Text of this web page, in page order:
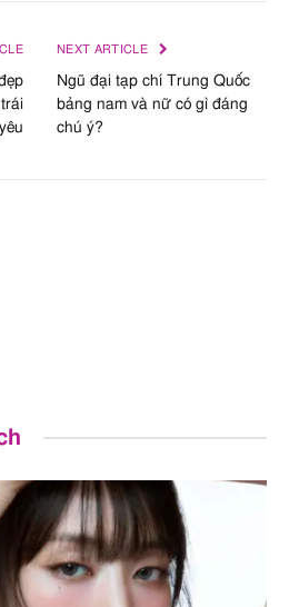
NEXT ARTICLE
Ngũ đại tạp chí Trung Quốc
bảng nam và nữ có gì đáng
chú ý?